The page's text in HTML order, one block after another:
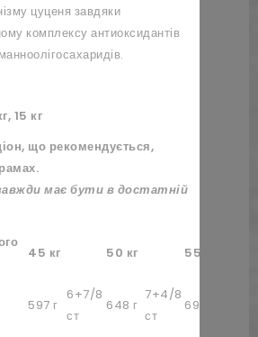
цуценя завдяки
комплексу антиоксидантів
15 кг
що рекомендується,
має бути в достатній
45 кг 50 кг 55 кг
597 г
6+7/8
ст
648 г
7+4/8
ст
697 г